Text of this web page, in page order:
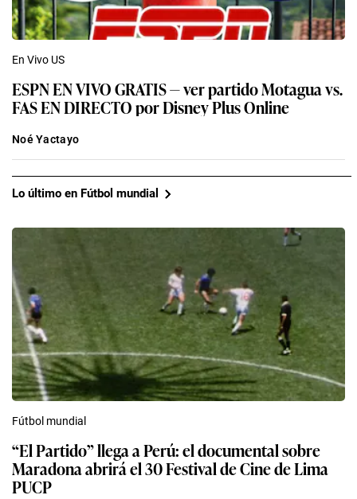
En Vivo US
ESPN EN VIVO GRATIS — ver partido Motagua vs.
FAS EN DIRECTO por Disney Plus Online
Noé Yactayo
Lo último en Fútbol mundial
Fútbol mundial
“El Partido” llega a Perú: el documental sobre
Maradona abrirá el 30 Festival de Cine de Lima
PUCP